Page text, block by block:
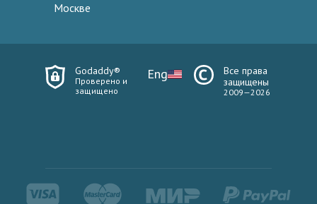
Москве
Godaddy®
Проверено и
защищено
Eng
Все права
защищены
2009—2026